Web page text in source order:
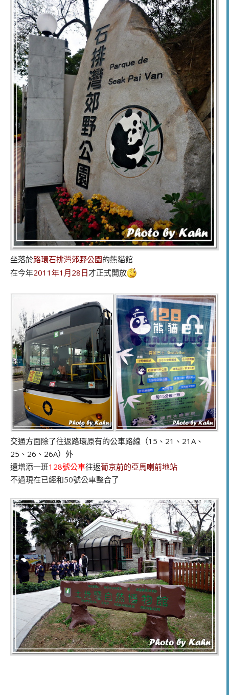
坐落於路環石排灣郊野公園的熊貓館
在今年2011年1月28日才正式開放
交通方面除了往返路環原有的公車路線（15、21、21A、
25、26、26A）外
還增添一班128號公車往返葡京前的亞馬喇前地站
不過現在已經和50號公車整合了